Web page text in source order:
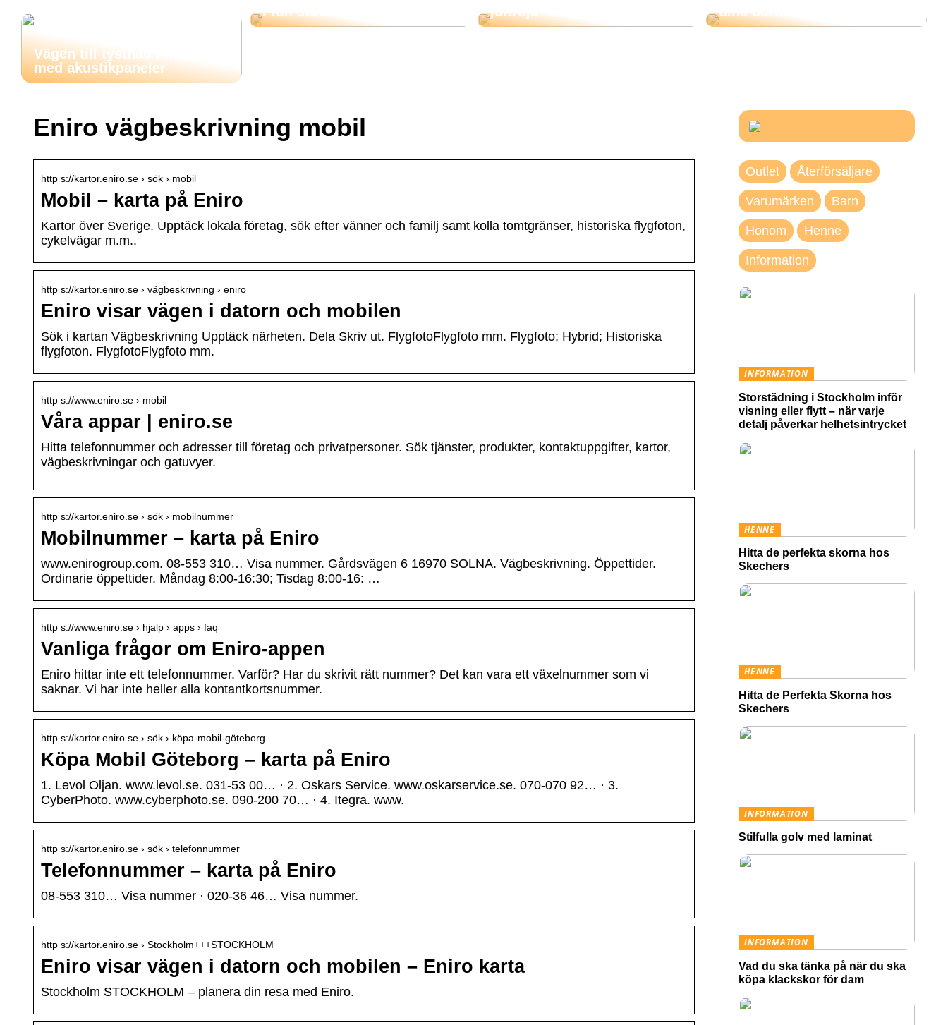
Vägen till tystnad i hemmet
med akustikpaneler
Från stövlar till klackar
jultröja
dina barn
Eniro vägbeskrivning mobil
http s://kartor.eniro.se › sök › mobil
Mobil – karta på Eniro
Kartor över Sverige. Upptäck lokala företag, sök efter vänner och familj samt kolla tomtgränser, historiska flygfoton,
cykelvägar m.m..
http s://kartor.eniro.se › vägbeskrivning › eniro
Eniro visar vägen i datorn och mobilen
Sök i kartan Vägbeskrivning Upptäck närheten. Dela Skriv ut. FlygfotoFlygfoto mm. Flygfoto; Hybrid; Historiska
flygfoton. FlygfotoFlygfoto mm.
http s://www.eniro.se › mobil
Våra appar | eniro.se
Hitta telefonnummer och adresser till företag och privatpersoner. Sök tjänster, produkter, kontaktuppgifter, kartor,
vägbeskrivningar och gatuvyer.
http s://kartor.eniro.se › sök › mobilnummer
Mobilnummer – karta på Eniro
www.enirogroup.com. 08-553 310… Visa nummer. Gårdsvägen 6 16970 SOLNA. Vägbeskrivning. Öppettider.
Ordinarie öppettider. Måndag 8:00-16:30; Tisdag 8:00-16: …
http s://www.eniro.se › hjalp › apps › faq
Vanliga frågor om Eniro-appen
Eniro hittar inte ett telefonnummer. Varför? Har du skrivit rätt nummer? Det kan vara ett växelnummer som vi
saknar. Vi har inte heller alla kontantkortsnummer.
http s://kartor.eniro.se › sök › köpa-mobil-göteborg
Köpa Mobil Göteborg – karta på Eniro
1. Levol Oljan. www.levol.se. 031-53 00… · 2. Oskars Service. www.oskarservice.se. 070-070 92… · 3.
CyberPhoto. www.cyberphoto.se. 090-200 70… · 4. Itegra. www.
http s://kartor.eniro.se › sök › telefonnummer
Telefonnummer – karta på Eniro
08-553 310… Visa nummer · 020-36 46… Visa nummer.
http s://kartor.eniro.se › Stockholm+++STOCKHOLM
Eniro visar vägen i datorn och mobilen – Eniro karta
Stockholm STOCKHOLM – planera din resa med Eniro.
Outlet Återförsäljare
Varumärken Barn
Honom Henne
Information
INFORMATION
Storstädning i Stockholm inför
visning eller flytt – när varje
detalj påverkar helhetsintrycket
HENNE
Hitta de perfekta skorna hos
Skechers
HENNE
Hitta de Perfekta Skorna hos
Skechers
INFORMATION
Stilfulla golv med laminat
INFORMATION
Vad du ska tänka på när du ska
köpa klackskor för dam